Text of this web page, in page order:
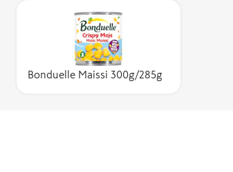
Bonduelle Maissi 300g/285g